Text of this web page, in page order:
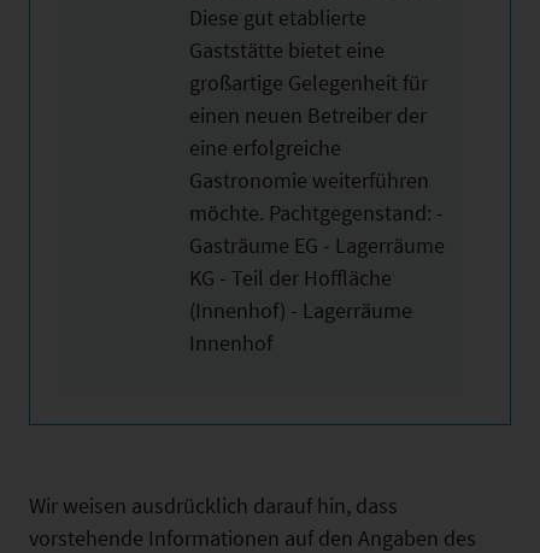
Diese gut etablierte
Gaststätte bietet eine
großartige Gelegenheit für
einen neuen Betreiber der
eine erfolgreiche
Gastronomie weiterführen
möchte. Pachtgegenstand: -
Gasträume EG - Lagerräume
KG - Teil der Hoffläche
(Innenhof) - Lagerräume
Innenhof
Wir weisen ausdrücklich darauf hin, dass
vorstehende Informationen auf den Angaben des